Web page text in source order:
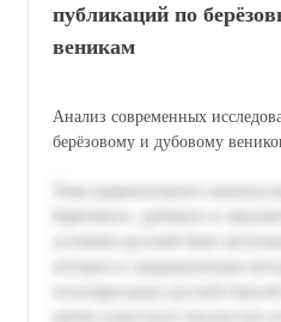
публикаций по
веникам
Анализ современных
берёзовому и дубовому